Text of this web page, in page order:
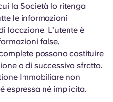
la Società lo ritenga
le informazioni
locazione. L’utente è
false,
possono costituire
o di successivo sfratto.
Immobiliare non
espressa né implicita.